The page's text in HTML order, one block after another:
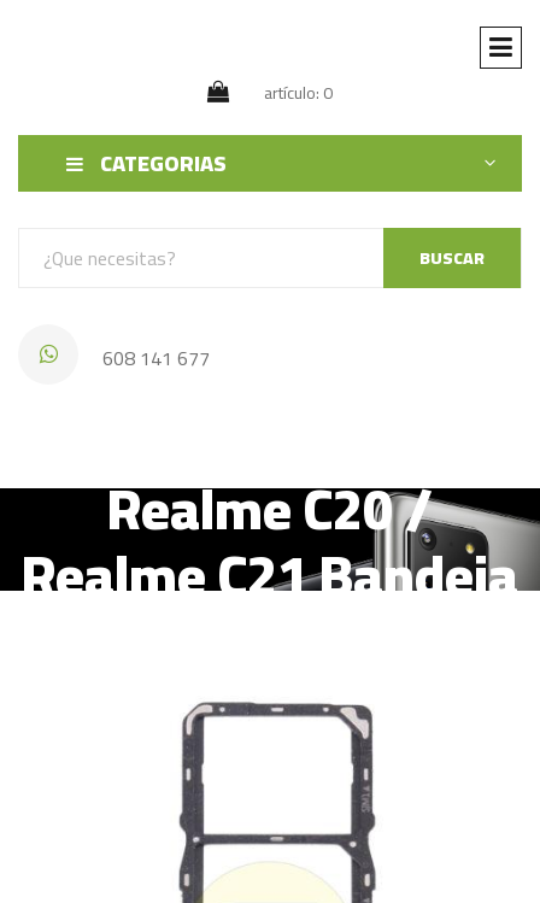
artículo: 0
CATEGORIAS
BUSCAR
608 141 677
Realme C20 /
Realme C21 Bandeja